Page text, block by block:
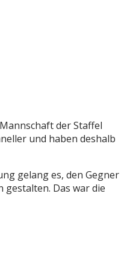
der Staffel
und haben deshalb
gelang es, den Gegner
gestalten. Das war die